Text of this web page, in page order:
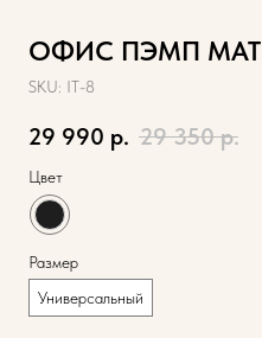
ОФИС ПЭМП MAT
SKU: IT-8
29 990 р. 29 350 р.
Цвет
Размер
Универсальный